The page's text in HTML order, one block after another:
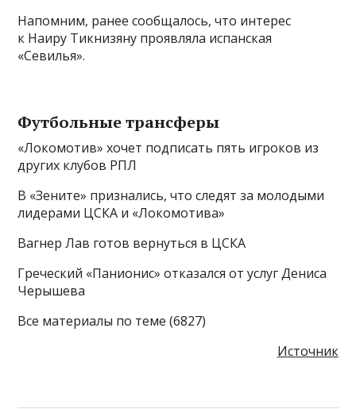
Напомним, ранее сообщалось, что интерес
к Наиру Тикнизяну проявляла испанская
«Севилья».
Футбольные трансферы
«Локомотив» хочет подписать пять игроков из
других клубов РПЛ
В «Зените» признались, что следят за молодыми
лидерами ЦСКА и «Локомотива»
Вагнер Лав готов вернуться в ЦСКА
Греческий «Панионис» отказался от услуг Дениса
Черышева
Все материалы по теме (6827)
Источник